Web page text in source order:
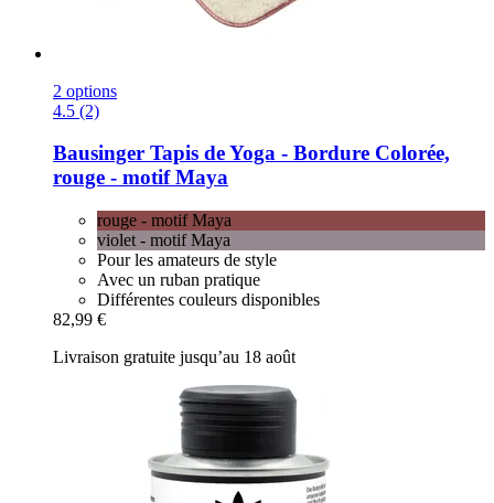
2 options
4.5 (2)
Bausinger Tapis de Yoga -​ Bordure Colorée,
rouge -​ motif Maya
rouge - motif Maya
violet - motif Maya
Pour les amateurs de style
Avec un ruban pratique
Différentes couleurs disponibles
82,99 €
Livraison gratuite jusqu’au 18 août